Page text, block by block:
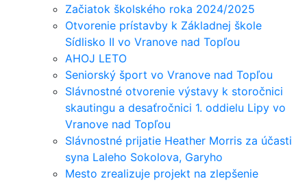
Začiatok školského roka 2024/2025
Otvorenie prístavby k Základnej škole
Sídlisko II vo Vranove nad Topľou
AHOJ LETO
Seniorský šport vo Vranove nad Topľou
Slávnostné otvorenie výstavy k storočnici
skautingu a desaťročnici 1. oddielu Lipy vo
Vranove nad Topľou
Slávnostné prijatie Heather Morris za účasti
syna Laleho Sokolova, Garyho
Mesto zrealizuje projekt na zlepšenie